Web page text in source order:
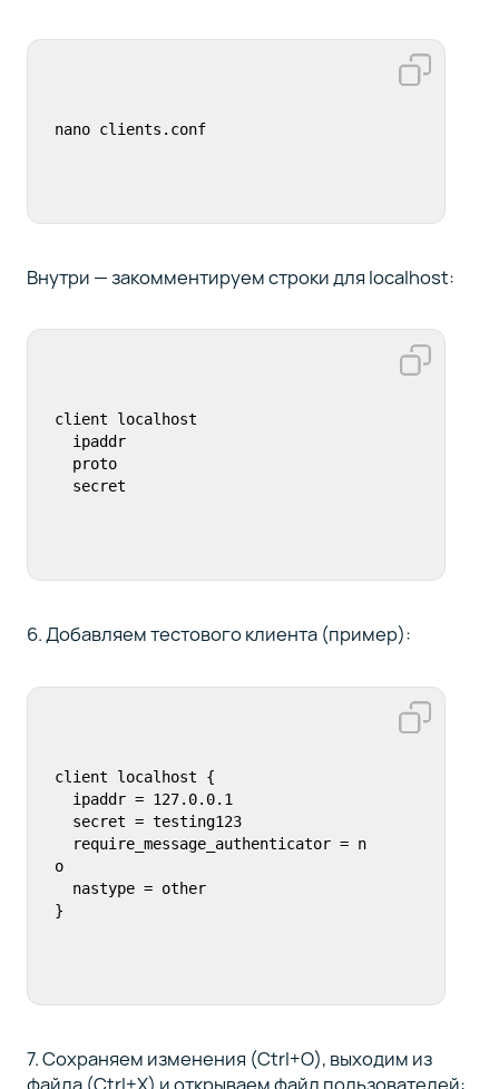
nano clients.conf
Внутри — закомментируем строки для localhost:
client localhost
  secret
6. Добавляем тестового клиента (пример):
client localhost {
o
}
7. Сохраняем изменения (Ctrl+O), выходим из
файла (Ctrl+X) и открываем файл пользователей: